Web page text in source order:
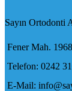
Sayın Ortodonti
Fener Mah.
Telefon: 0242
E-Mail: